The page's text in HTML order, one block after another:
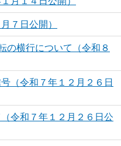
７日公開）
の横行について（令和８
（令和７年１２月２６日
令和７年１２月２６日公